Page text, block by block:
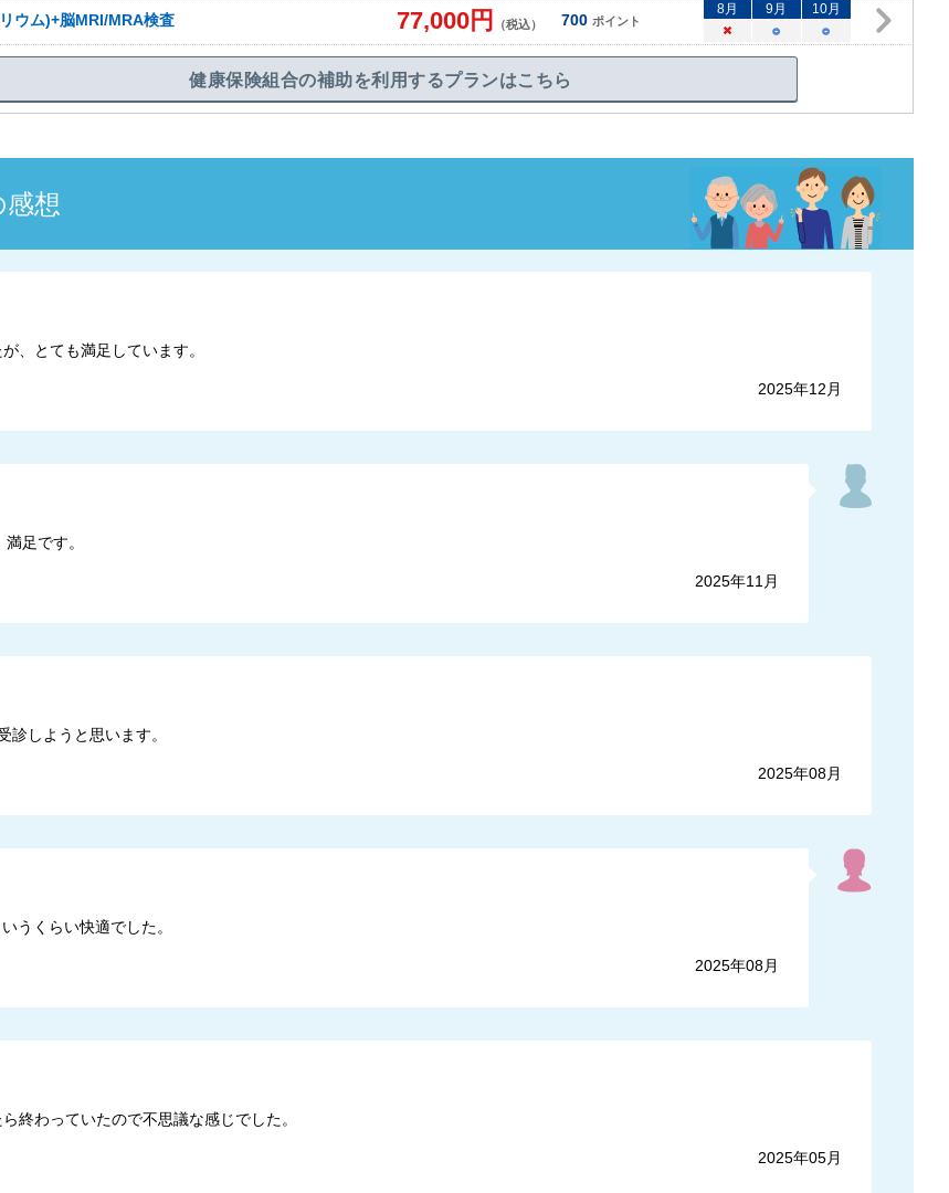
ウム)+脳MRI/MRA検査 77,000円 （税込） 700 ポイント
8月 9月 10月
×
○ ○
健康保険組合の補助を利用するプランはこちら
感想
、とても満足しています。
2025年12月
足です。
2025年11月
診しようと思います。
2025年08月
うくらい快適でした。
2025年08月
終わっていたので不思議な感じでした。
2025年05月